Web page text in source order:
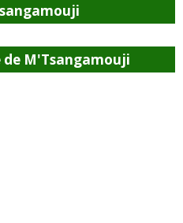
de M'Tsangamouji